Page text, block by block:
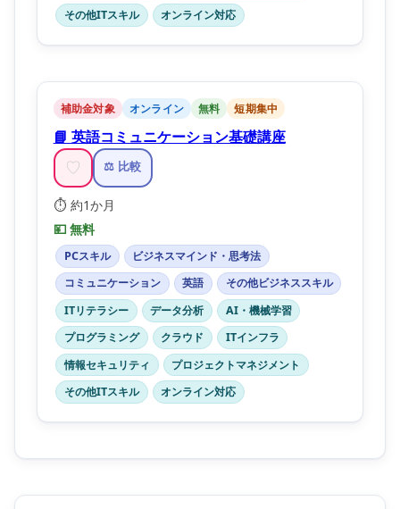
その他ITスキル
オンライン対応
補助金対象 オンライン 無料 短期集中
📘 英語コミュニケーション基礎講座
♡ ⚖️ 比較
⏱️ 約1か月
💴 無料
PCスキル
ビジネスマインド・思考法
コミュニケーション
英語
その他ビジネススキル
ITリテラシー
データ分析
AI・機械学習
プログラミング
クラウド
ITインフラ
情報セキュリティ
プロジェクトマネジメント
その他ITスキル
オンライン対応